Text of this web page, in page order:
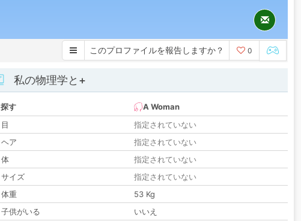
このプロファイルを報告しますか？ 0
私の物理学と+
探す
A Woman
目
指定されていない
ヘア
指定されていない
体
指定されていない
サイズ
指定されていない
体重
53 Kg
子供がいる
いいえ